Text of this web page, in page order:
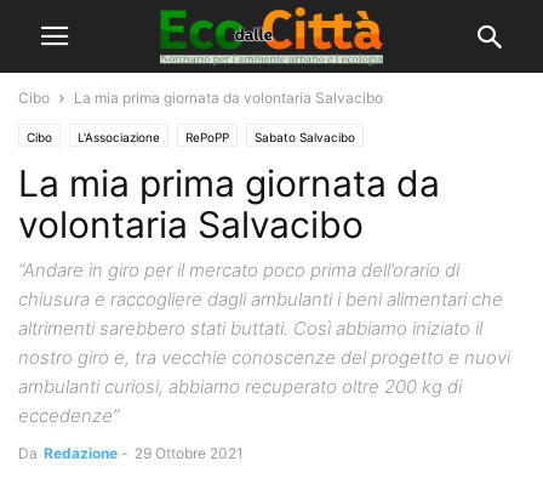
Cibo La mia prima giornata da volontaria Salvacibo
Cibo L'Associazione RePoPP Sabato Salvacibo
La mia prima giornata da
volontaria Salvacibo
“Andare in giro per il mercato poco prima dell’orario di
chiusura e raccogliere dagli ambulanti i beni alimentari che
altrimenti sarebbero stati buttati. Così abbiamo iniziato il
nostro giro e, tra vecchie conoscenze del progetto e nuovi
ambulanti curiosi, abbiamo recuperato oltre 200 kg di
eccedenze”
Da Redazione - 29 Ottobre 2021